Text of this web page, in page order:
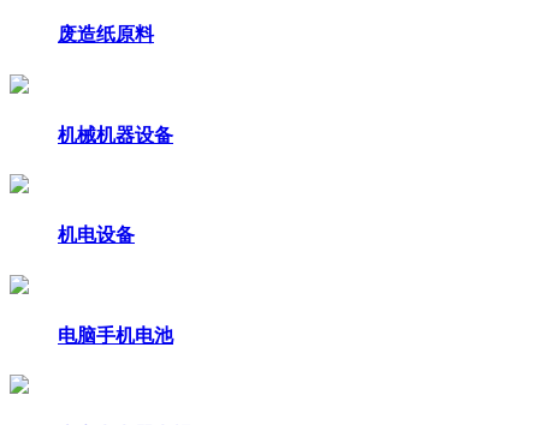
废造纸原料
机械机器设备
机电设备
电脑手机电池